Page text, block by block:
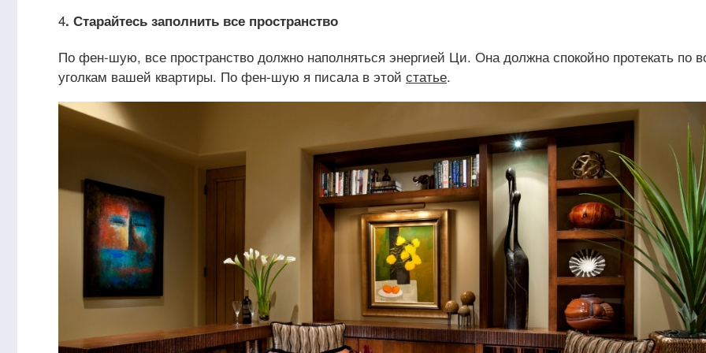
4. Старайтесь заполнить все пространство
По фен-шую, все пространство должно наполняться энергией Ци. Она должна спокойно протекать по
уголкам вашей квартиры. По фен-шую я писала в этой статье.